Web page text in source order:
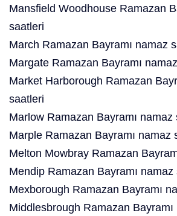
Mansfield Woodhouse Ramazan
saatleri
March Ramazan Bayramı namaz
Margate Ramazan Bayramı
Market Harborough Ramazan
saatleri
Marlow Ramazan Bayramı namaz
Marple Ramazan Bayramı namaz
Melton Mowbray Ramazan
Mendip Ramazan Bayramı namaz
Mexborough Ramazan Bayramı
Middlesbrough Ramazan